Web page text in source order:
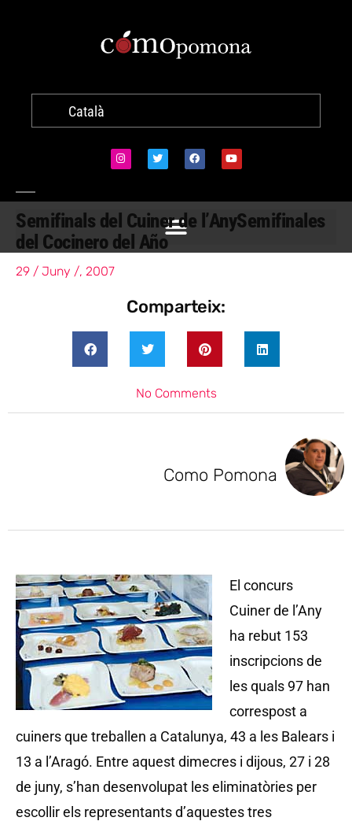
Català
Semifinals del Cuiner de l’AnySemifinales
del Cocinero del Año
29 / Juny /, 2007
Comparteix:
No Comments
Como Pomona
El concurs
Cuiner de l’Any
ha rebut 153
inscripcions de
les quals 97 han
correspost a
cuiners que treballen a Catalunya, 43 a les Balears i
13 a l’Aragó. Entre aquest dimecres i dijous, 27 i 28
de juny, s’han desenvolupat les eliminatòries per
escollir els representants d’aquestes tres